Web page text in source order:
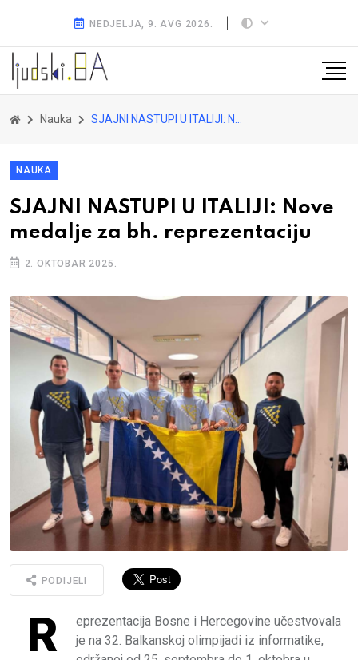
NEDJELJA, 9. AVG 2026.
Nauka SJAJNI NASTUPI U ITALIJI: Nove medalje za bh. reprezentaciju
NAUKA
SJAJNI NASTUPI U ITALIJI: Nove
medalje za bh. reprezentaciju
2. OKTOBAR 2025.
PODIJELI
R
eprezentacija Bosne i Hercegovine učestvovala
je na 32. Balkanskoj olimpijadi iz informatike,